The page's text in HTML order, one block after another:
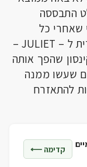
התבססה
שאחרי כל
החלפות הדרכון שנתנה העברית ל – JULIET –
שהפך אותה
שעשו ממנה
להתאזרח
קדימה ⟵